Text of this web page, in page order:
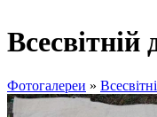
Фотогалереи »